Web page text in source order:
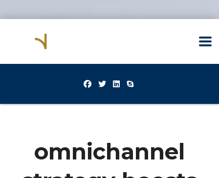
omnichannel